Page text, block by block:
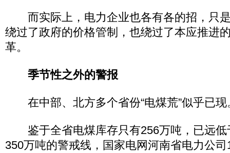
而实际上，电力企业也各有各的招，只
绕过了政府的价格管制，也绕过了本应推进
革。
季节性之外的警报
在中部、北方多个省份“电煤荒”似乎已现
鉴于全省电煤库存只有256万吨，已远低
350万吨的警戒线，国家电网河南省电力公